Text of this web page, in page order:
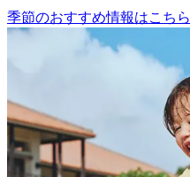
季節のおすすめ情報はこちら